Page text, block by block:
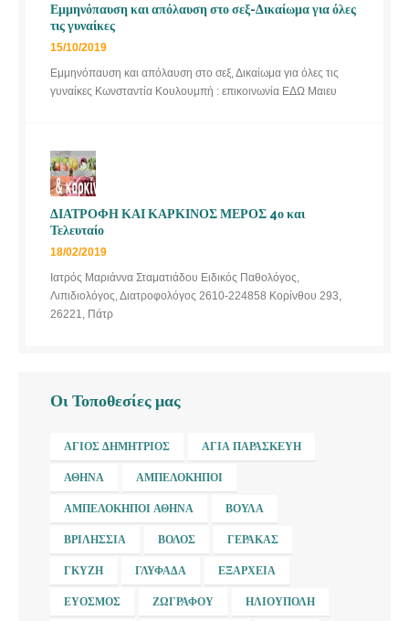
Εμμηνόπαυση και απόλαυση στο σεξ-Δικαίωμα για όλες
τις γυναίκες
15/10/2019
Εμμηνόπαυση και απόλαυση στο σεξ, Δικαίωμα για όλες τις
γυναίκες Κωνσταντία Κουλουμπή : επικοινωνία ΕΔΩ Μαιευ
ΔΙΑΤΡΟΦΗ ΚΑΙ ΚΑΡΚΙΝΟΣ ΜΕΡΟΣ 4ο και
Τελευταίο
18/02/2019
Ιατρός Μαριάννα Σταματιάδου Ειδικός Παθολόγος,
Λιπιδιολόγος, Διατροφολόγος 2610-224858 Κορίνθου 293,
26221, Πάτρ
Οι Τοποθεσίες μας
ΆΓΙΟΣ ΔΗΜΉΤΡΙΟΣ ΑΓΊΑ ΠΑΡΑΣΚΕΥΉ
ΑΘΉΝΑ ΑΜΠΕΛΌΚΗΠΟΙ
ΑΜΠΕΛΌΚΗΠΟΙ ΑΘΉΝΑ ΒΟΎΛΑ
ΒΡΙΛΉΣΣΙΑ ΒΌΛΟΣ ΓΈΡΑΚΑΣ
ΓΚΎΖΗ ΓΛΥΦΆΔΑ ΕΞΆΡΧΕΙΑ
ΕΎΟΣΜΟΣ ΖΩΓΡΆΦΟΥ ΗΛΙΟΎΠΟΛΗ